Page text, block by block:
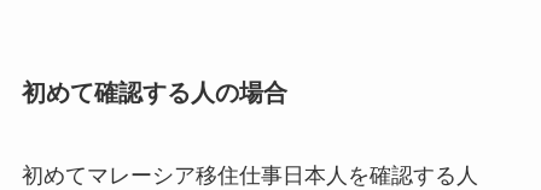
初めて確認する人の場合
初めてマレーシア移住仕事日本人を確認する人